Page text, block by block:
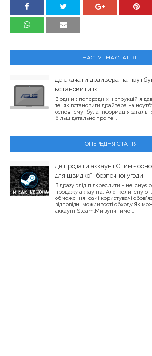
НАСТУПНА СТАТТЯ
Де скачати драйвера на
встановити їх
В одній з попередніх інструкцій я
те, як встановити драйвера на
основному, була інформація
більш детально про те...
ПОПЕРЕДНЯ СТАТТЯ
Де продати аккаунт Стим -
для швидкої і безпечної угоди
Відразу слід підкреслити - не існує
продажу аккаунта. Але, коли
обмеження, самі користувачі
відповідні можливості обходу.Як
аккаунт Steam.Ми зупинимо...